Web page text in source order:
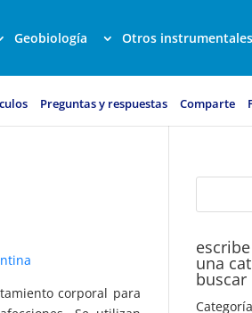
Geobiología Otros instrumentales
Preguntas y respuestas Comparte
corporal para
una
buscar